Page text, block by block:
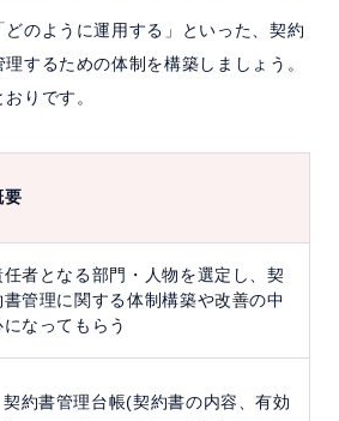
どのように運用する」といった、契約
するための体制を構築しましょう。
りです。
要
任者となる部門・人物を選定し、契
書管理に関する体制構築や改善の中
になってもらう
契約書管理台帳(契約書の内容、有効